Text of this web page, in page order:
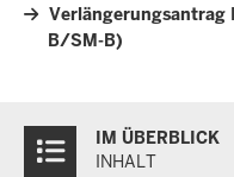
B/SM-B)
Inhalte
IM ÜBERBLICK
INHALT